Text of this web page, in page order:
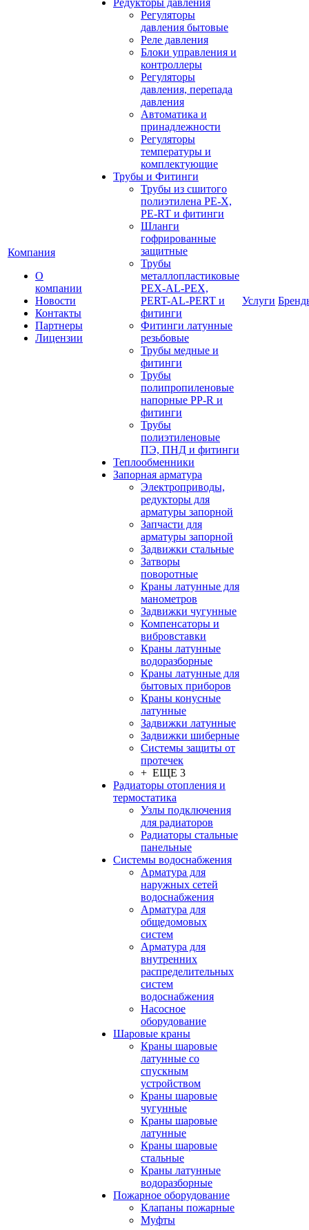
Компания
О
компании
Новости
Контакты
Партнеры
Лицензии
Редукторы давления
Регуляторы
давления бытовые
Реле давления
Блоки управления и
контроллеры
Регуляторы
давления, перепада
давления
Автоматика и
принадлежности
Регуляторы
температуры и
комплектующие
Трубы и Фитинги
Трубы из сшитого
полиэтилена PE-X,
PE-RT и фитинги
Шланги
гофрированные
защитные
Трубы
металлопластиковые
PEX-AL-PEX,
PERT-AL-PERT и
фитинги
Фитинги латунные
резьбовые
Трубы медные и
фитинги
Трубы
полипропиленовые
напорные PP-R и
фитинги
Трубы
полиэтиленовые
ПЭ, ПНД и фитинги
Теплообменники
Запорная арматура
Электроприводы,
редукторы для
арматуры запорной
Запчасти для
арматуры запорной
Задвижки стальные
Затворы
поворотные
Краны латунные для
манометров
Задвижки чугунные
Компенсаторы и
вибровставки
Краны латунные
водоразборные
Краны латунные для
бытовых приборов
Краны конусные
латунные
Задвижки латунные
Задвижки шиберные
Системы защиты от
протечек
+ ЕЩЕ 3
Радиаторы отопления и
термостатика
Узлы подключения
для радиаторов
Радиаторы стальные
панельные
Системы водоснабжения
Арматура для
наружных сетей
водоснабжения
Арматура для
общедомовых
систем
Арматура для
внутренних
распределительных
систем
водоснабжения
Насосное
оборудование
Шаровые краны
Краны шаровые
латунные со
спускным
устройством
Краны шаровые
чугунные
Краны шаровые
латунные
Краны шаровые
стальные
Краны латунные
водоразборные
Пожарное оборудование
Клапаны пожарные
Муфты
Услуги